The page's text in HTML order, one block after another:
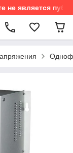
не является